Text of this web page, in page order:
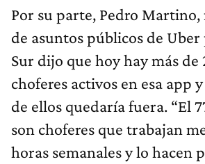
Por su parte, Pedro Martino,
de asuntos públicos de Uber
Sur dijo que hoy hay más de
choferes activos en esa app
de ellos quedaría fuera. “El
son choferes que trabajan
horas semanales y lo hacen